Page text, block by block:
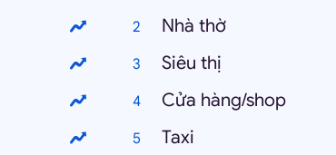
Nhà thờ
Siêu thị
Cửa hàng/shop
Taxi